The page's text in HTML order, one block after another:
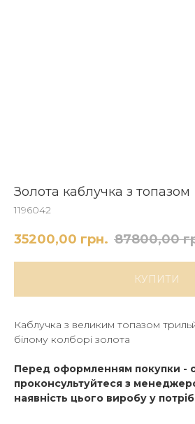
Золота каблучка з топазом
1196042
35200,00 грн. 87800,00
КУПИТИ
Каблучка з великим топазом
білому колборі золота
Перед оформленням покупки -
проконсультуйтеся з
наявність цього виробу у